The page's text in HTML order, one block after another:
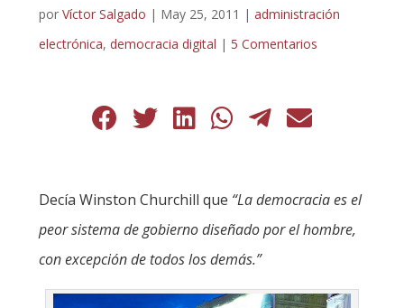
por Víctor Salgado | May 25, 2011 | administración
electrónica, democracia digital | 5 Comentarios
Decía Winston Churchill que “La democracia es el
peor sistema de gobierno diseñado por el hombre,
con excepción de todos los demás.”